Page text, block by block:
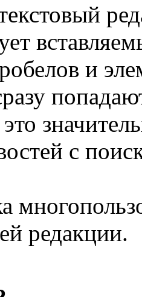
и
с
редакции.